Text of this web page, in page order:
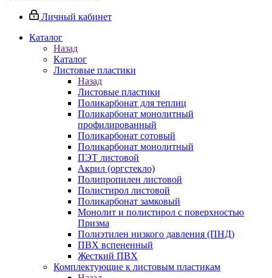
Личный кабинет
Каталог
Назад
Каталог
Листовые пластики
Назад
Листовые пластики
Поликарбонат для теплиц
Поликарбонат монолитный
профилированный
Поликарбонат сотовый
Поликарбонат монолитный
ПЭТ листовой
Акрил (оргстекло)
Полипропилен листовой
Полистирол листовой
Поликарбонат замковый
Монолит и полистирол с поверхностью
Призма
Полиэтилен низкого давления (ПНД)
ПВХ вспененный
Жесткий ПВХ
Комплектующие к листовым пластикам